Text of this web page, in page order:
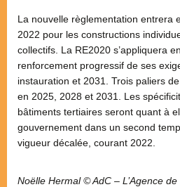
La nouvelle règlementation entrera
2022 pour les constructions
collectifs. La RE2020 s’appliquera
renforcement progressif de ses
instauration et 2031. Trois paliers
en 2025, 2028 et 2031. Les
bâtiments tertiaires seront quant à
gouvernement dans un second
vigueur décalée, courant 2022.
Noëlle Hermal © AdC – L’Agence